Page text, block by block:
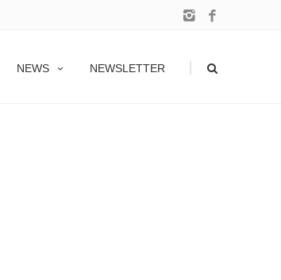
NEWS NEWSLETTER